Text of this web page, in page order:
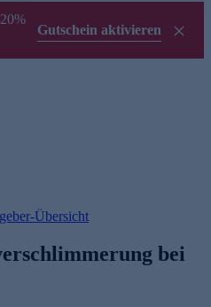
Gutschein aktivieren
Übersicht
bei